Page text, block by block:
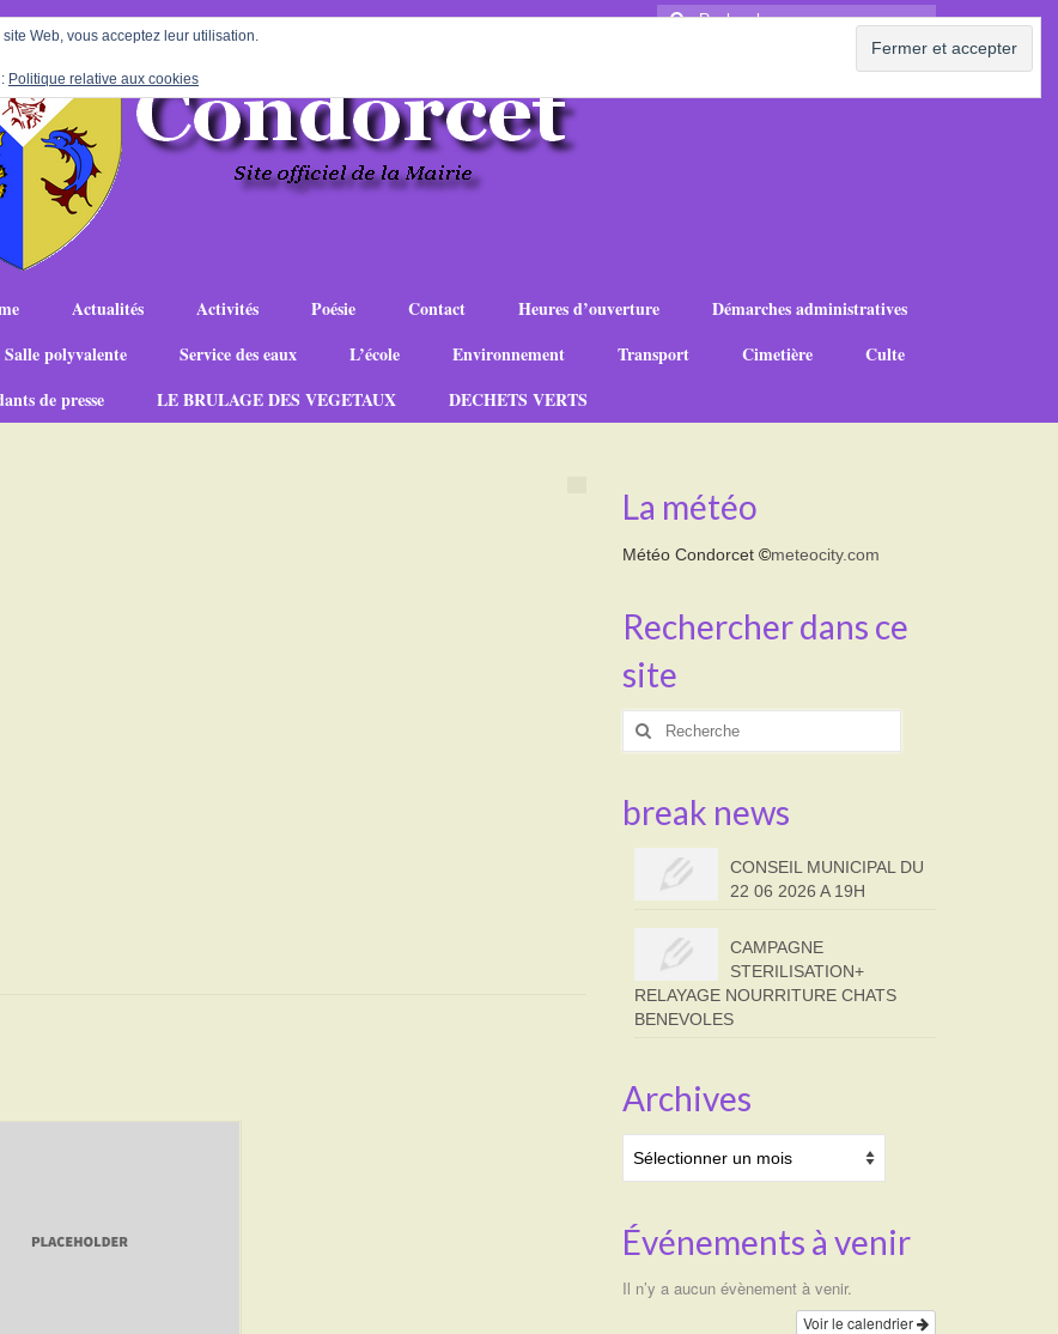
Rechercher
Actualités Activités Poésie Contact Heures d’ouverture
Démarches administratives
Salle polyvalente Service des eaux L’école Environnement Transport Cimetière
Culte
de presse
LE BRULAGE DES VEGETAUX DECHETS VERTS
La météo
Météo Condorcet©meteocity.com
Rechercher dans ce
site
Rechercher
break news
CONSEIL MUNICIPAL DU
22 06 2026 A 19H
CAMPAGNE
STERILISATION+
RELAYAGE NOURRITURE CHATS
BENEVOLES
Archives
Événements à venir
Il n’y a aucun évènement à venir.
Voir le calendrier
Web, vous acceptez leur utilisation.
Politique relative aux cookies